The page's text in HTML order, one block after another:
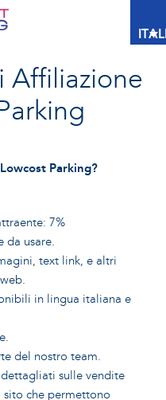
Affiliazione
Parking?
7%
da usare.
text link, e altri
in lingua italiana e
del nostro team.
sulle vendite
che permettono